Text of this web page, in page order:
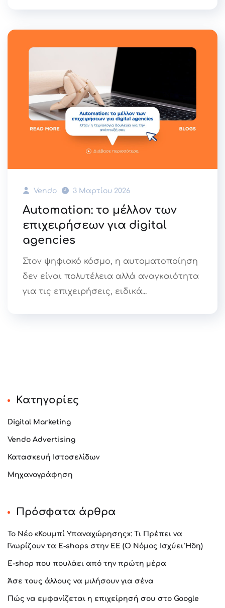
Vendo 3 Μαρτίου 2026
Automation: το μέλλον των
επιχειρήσεων για digital
agencies
Στον ψηφιακό κόσμο, η αυτοματοποίηση
δεν είναι πολυτέλεια αλλά αναγκαιότητα
για τις επιχειρήσεις, ειδικά...
Kατηγορίες
Digital Marketing
Vendo Advertising
Κατασκευή Ιστοσελίδων
Μηχανογράφηση
Πρόσφατα άρθρα
Το Νέο «Κουμπί Υπαναχώρησης»: Τι Πρέπει να
Γνωρίζουν τα E-shops στην ΕΕ (Ο Νόμος Ισχύει Ήδη)
E-shop που πουλάει από την πρώτη μέρα
Άσε τους άλλους να μιλήσουν για σένα
Πώς να εμφανίζεται η επιχείρησή σου στο Google